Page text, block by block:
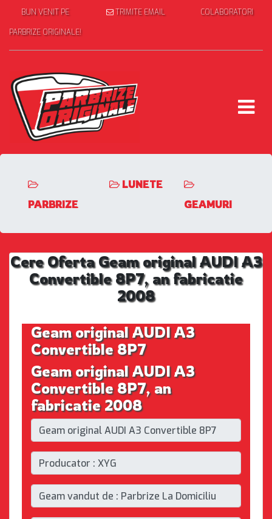
BUN VENIT PE
PARBRIZE ORIGINALE!
TRIMITE EMAIL COLABORATORI
PARBRIZE
LUNETE
GEAMURI
Cere Oferta Geam original AUDI A3
Convertible 8P7, an fabricatie
2008
Geam original AUDI A3
Convertible 8P7
Geam original AUDI A3
Convertible 8P7, an
fabricatie 2008